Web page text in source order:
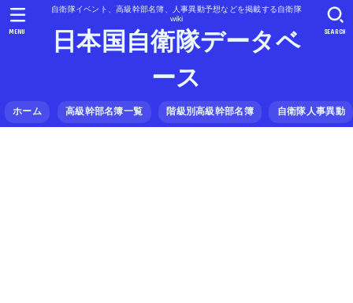
自衛隊イベント、高級幹部名簿、人事異動予想などを掲載する自衛隊
wiki
日本国自衛隊データベ
ース
ホーム 高級幹部名簿一覧 階級別高級幹部名簿 自衛隊人事異動
SEARCH
MENU